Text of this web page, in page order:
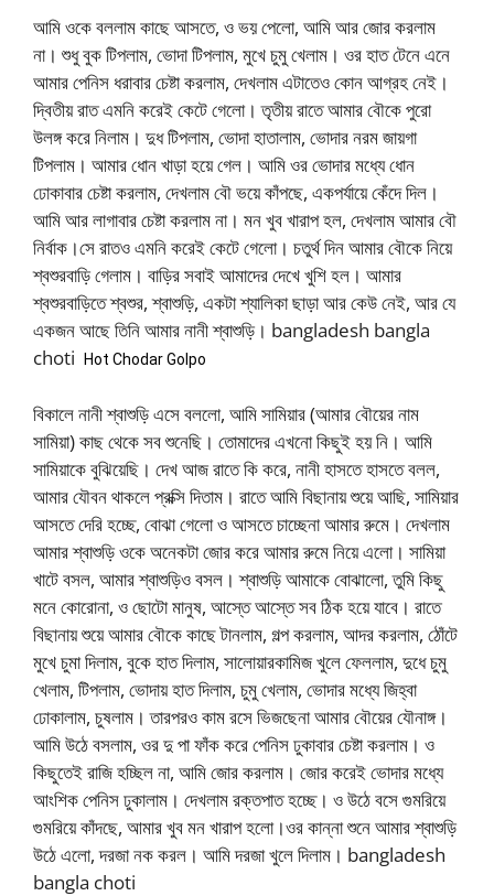
আমি ওকে বললাম কাছে আসতে, ও ভয় পেলো, আমি আর জোর করলাম
না। শুধু বুক টিপলাম, ভোদা টিপলাম, মুখে চুমু খেলাম। ওর হাত টেনে এনে
আমার পেনিস ধরাবার চেষ্টা করলাম, দেখলাম এটাতেও কোন আগ্রহ নেই।
দ্বিতীয় রাত এমনি করেই কেটে গেলো। তৃতীয় রাতে আমার বৌকে পুরো
উলঙ্গ করে নিলাম। দুধ টিপলাম, ভোদা হাতালাম, ভোদার নরম জায়গা
টিপলাম। আমার ধোন খাড়া হয়ে গেল। আমি ওর ভোদার মধ্যে ধোন
ঢোকাবার চেষ্টা করলাম, দেখলাম বৌ ভয়ে কাঁপছে, একপর্যায়ে কেঁদে দিল।
আমি আর লাগাবার চেষ্টা করলাম না। মন খুব খারাপ হল, দেখলাম আমার বৌ
নির্বাক।সে রাতও এমনি করেই কেটে গেলো। চতুর্থ দিন আমার বৌকে নিয়ে
শ্বশুরবাড়ি গেলাম। বাড়ির সবাই আমাদের দেখে খুশি হল। আমার
শ্বশুরবাড়িতে শ্বশুর, শ্বাশুড়ি, একটা শ্যালিকা ছাড়া আর কেউ নেই, আর যে
একজন আছে তিনি আমার নানী শ্বাশুড়ি। bangladesh bangla
choti
Hot Chodar Golpo
বিকালে নানী শ্বাশুড়ি এসে বললো, আমি সামিয়ার (আমার বৌয়ের নাম
সামিয়া) কাছ থেকে সব শুনেছি। তোমাদের এখনো কিছুই হয় নি। আমি
সামিয়াকে বুঝিয়েছি। দেখ আজ রাতে কি করে, নানী হাসতে হাসতে বলল,
আমার যৌবন থাকলে প্রক্সি দিতাম। রাতে আমি বিছানায় শুয়ে আছি, সামিয়ার
আসতে দেরি হচ্ছে, বোঝা গেলো ও আসতে চাচ্ছেনা আমার রুমে। দেখলাম
আমার শ্বাশুড়ি ওকে অনেকটা জোর করে আমার রুমে নিয়ে এলো। সামিয়া
খাটে বসল, আমার শ্বাশুড়িও বসল। শ্বাশুড়ি আমাকে বোঝালো, তুমি কিছু
মনে কোরোনা, ও ছোটো মানুষ, আস্তে আস্তে সব ঠিক হয়ে যাবে। রাতে
বিছানায় শুয়ে আমার বৌকে কাছে টানলাম, গল্প করলাম, আদর করলাম, ঠোঁটে
মুখে চুমা দিলাম, বুকে হাত দিলাম, সালোয়ারকামিজ খুলে ফেললাম, দুধে চুমু
খেলাম, টিপলাম, ভোদায় হাত দিলাম, চুমু খেলাম, ভোদার মধ্যে জিহ্বা
ঢোকালাম, চুষলাম। তারপরও কাম রসে ভিজছেনা আমার বৌয়ের যৌনাঙ্গ।
আমি উঠে বসলাম, ওর দু পা ফাঁক করে পেনিস ঢুকাবার চেষ্টা করলাম। ও
কিছুতেই রাজি হচ্ছিল না, আমি জোর করলাম। জোর করেই ভোদার মধ্যে
আংশিক পেনিস ঢুকালাম। দেখলাম রক্তপাত হচ্ছে। ও উঠে বসে গুমরিয়ে
গুমরিয়ে কাঁদছে, আমার খুব মন খারাপ হলো।ওর কান্না শুনে আমার শ্বাশুড়ি
উঠে এলো, দরজা নক করল। আমি দরজা খুলে দিলাম। bangladesh
bangla choti